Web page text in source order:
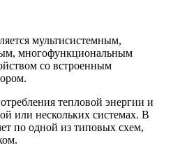
мультисистемным,
многофункциональным
со встроенным
тепловой энергии и
или нескольких системах. В
по одной из типовых схем,